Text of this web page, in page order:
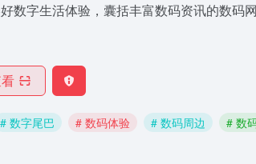
数字生活体验，囊括丰富数码资讯的数码网
# 数字尾巴 # 数码体验 # 数码周边 # 数